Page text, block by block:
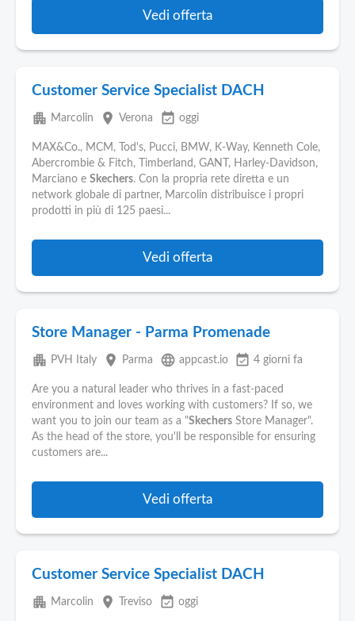
Vedi offerta
Customer Service Specialist DACH
apartment Marcolin place Verona event_available oggi
MAX&Co., MCM, Tod's, Pucci, BMW, K-Way, Kenneth Cole,
Abercrombie & Fitch, Timberland, GANT, Harley-Davidson,
Marciano e Skechers. Con la propria rete diretta e un
network globale di partner, Marcolin distribuisce i propri
prodotti in più di 125 paesi...
Vedi offerta
Store Manager - Parma Promenade
apartment PVH Italy place Parma language appcast.io event_available 4 giorni fa
Are you a natural leader who thrives in a fast-paced
environment and loves working with customers? If so, we
want you to join our team as a "Skechers Store Manager".
As the head of the store, you'll be responsible for ensuring
customers are...
Vedi offerta
Customer Service Specialist DACH
apartment Marcolin place Treviso event_available oggi